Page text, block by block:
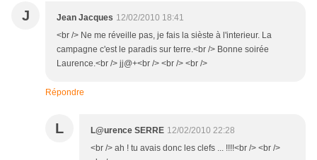
J Jean Jacques 12/02/2010 18:41
<br /> Ne me réveille pas, je fais la sièste à l'interieur. La
campagne c'est le paradis sur terre.<br /> Bonne soirée
Laurence.<br /> jj@+<br /> <br /> <br />
Répondre
L L@urence SERRE 12/02/2010 22:28
<br /> ah ! tu avais donc les clefs ... !!!!<br /> <br />